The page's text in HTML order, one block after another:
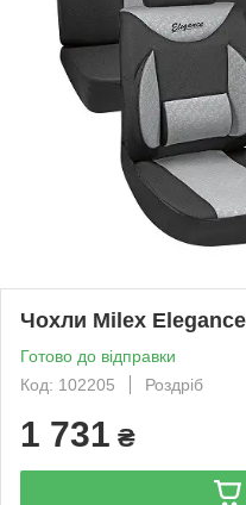
Чохли Milex Elegance
Готово до відправки
Код: 102205
Роздріб
1 731 ₴